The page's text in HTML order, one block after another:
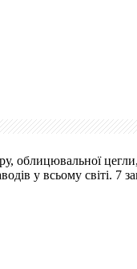
облицювальної
у всьому світі. 7